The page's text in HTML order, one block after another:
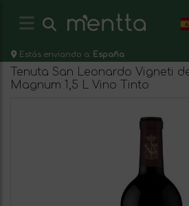
Estás enviando a: España
Tenuta San Leonardo Vigneti
Magnum 1,5 L Vino Tinto